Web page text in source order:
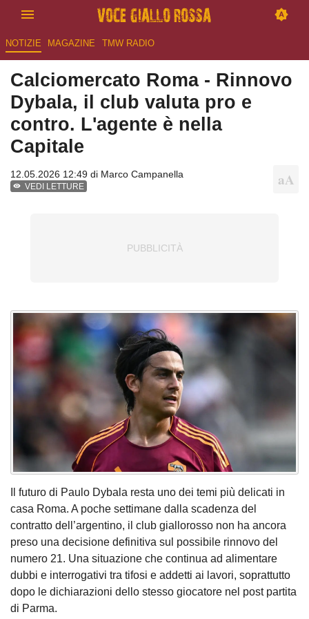
NOTIZIE MAGAZINE TMW RADIO
Calciomercato Roma - Rinnovo
Dybala, il club valuta pro e
contro. L'agente è nella
Capitale
12.05.2026 12:49 di Marco Campanella
VEDI LETTURE
Il futuro di Paulo Dybala resta uno dei temi più delicati in
casa Roma. A poche settimane dalla scadenza del
contratto dell’argentino, il club giallorosso non ha ancora
preso una decisione definitiva sul possibile rinnovo del
numero 21. Una situazione che continua ad alimentare
dubbi e interrogativi tra tifosi e addetti ai lavori, soprattutto
dopo le dichiarazioni dello stesso giocatore nel post partita
di Parma.